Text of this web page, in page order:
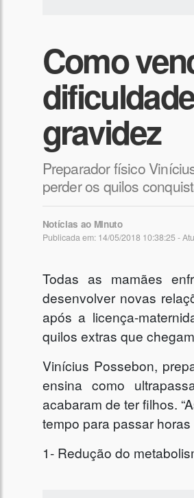
Como
gravidez
Preparador físico
perder os quilos
Notícias ao Minuto
Publicada em: 14/05/2018 10:38:25 -
Todas as mamães
desenvolver novas
após a licença-
quilos extras que
Vinícius Possebon,
ensina como
acabaram de ter filhos.
tempo para passar
1- Redução do